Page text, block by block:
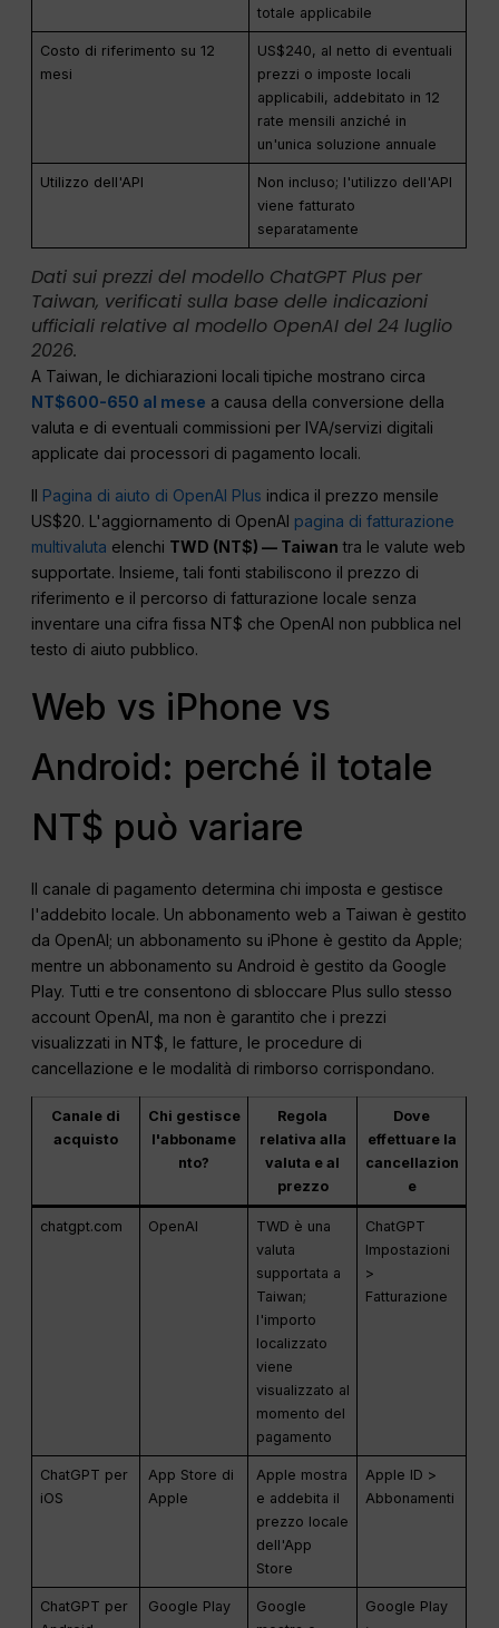
totale applicabile
Costo di riferimento su 12
mesi
US$240, al netto di eventuali
prezzi o imposte locali
applicabili, addebitato in 12
rate mensili anziché in
un'unica soluzione annuale
Utilizzo dell'API
Non incluso; l'utilizzo dell'API
viene fatturato
separatamente
Dati sui prezzi del modello ChatGPT Plus per
Taiwan, verificati sulla base delle indicazioni
ufficiali relative al modello OpenAI del 24 luglio
2026.
A Taiwan, le dichiarazioni locali tipiche mostrano circa
NT$600-650 al mese a causa della conversione della
valuta e di eventuali commissioni per IVA/servizi digitali
applicate dai processori di pagamento locali.
Il Pagina di aiuto di OpenAI Plus indica il prezzo mensile
US$20. L'aggiornamento di OpenAI pagina di fatturazione
multivaluta elenchi TWD (NT$) — Taiwan tra le valute web
supportate. Insieme, tali fonti stabiliscono il prezzo di
riferimento e il percorso di fatturazione locale senza
inventare una cifra fissa NT$ che OpenAI non pubblica nel
testo di aiuto pubblico.
Web vs iPhone vs
Android: perché il totale
NT$ può variare
Il canale di pagamento determina chi imposta e gestisce
l'addebito locale. Un abbonamento web a Taiwan è gestito
da OpenAI; un abbonamento su iPhone è gestito da Apple;
mentre un abbonamento su Android è gestito da Google
Play. Tutti e tre consentono di sbloccare Plus sullo stesso
account OpenAI, ma non è garantito che i prezzi
visualizzati in NT$, le fatture, le procedure di
cancellazione e le modalità di rimborso corrispondano.
Canale di
acquisto
Chi gestisce
l'abboname
nto?
Regola
relativa alla
valuta e al
prezzo
Dove
effettuare la
cancellazion
e
chatgpt.com OpenAI
TWD è una
valuta
supportata a
Taiwan;
l'importo
localizzato
viene
visualizzato al
momento del
pagamento
ChatGPT
Impostazioni
>
Fatturazione
ChatGPT per
iOS
App Store di
Apple
Apple mostra
e addebita il
prezzo locale
dell'App
Store
Apple ID >
Abbonamenti
ChatGPT per
Google Play
Google
Google Play